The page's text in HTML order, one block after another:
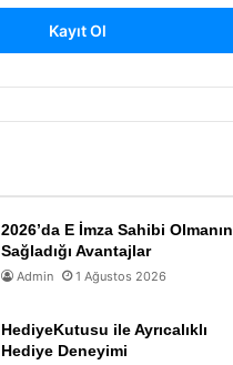
Kayıt Ol
2026’da E İmza Sahibi Olmanın
Sağladığı Avantajlar
Admin 1 Ağustos 2026
HediyeKutusu ile Ayrıcalıklı
Hediye Deneyimi